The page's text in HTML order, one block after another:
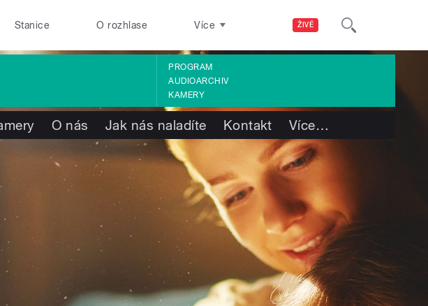
ŽIVĚ
Stanice O rozhlase Více
PROGRAM
AUDIOARCHIV
KAMERY
O nás Jak nás naladíte Kontakt Více…